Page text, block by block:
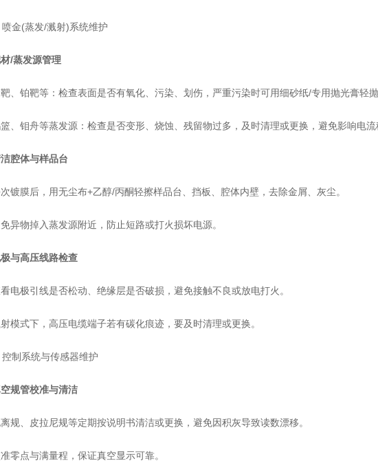
(蒸发/溅射)系统维护
/蒸发源管理
铂靶等：检查表面是否有氧化、污染、划伤，严重污染时可用细砂纸/专用抛光膏轻抛
钼舟等蒸发源：检查是否变形、烧蚀、残留物过多，及时清理或更换，避免影响电流
腔体与样品台
膜后，用无尘布+乙醇/丙酮轻擦样品台、挡板、腔体内壁，去除金屑、灰尘。
物掉入蒸发源附近，防止短路或打火损坏电源。
与高压线路检查
极引线是否松动、绝缘层是否破损，避免接触不良或放电打火。
式下，高压电缆端子若有碳化痕迹，要及时清理或更换。
系统与传感器维护
规管校准与清洁
、皮拉尼规等定期按说明书清洁或更换，避免因积灰导致读数漂移。
点与满量程，保证真空显示可靠。